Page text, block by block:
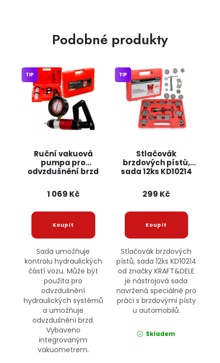
Podobné produkty
Ruční vakuová
pumpa pro
odvzdušnění brzd
TIP
1 069 Kč
Sada umožňuje
kontrolu hydraulických
částí vozu. Může být
použita pro
odvzdušnění
hydraulických systémů
a umožňuje
odvzdušnění brzd.
Vybaveno
integrovaným
vakuometrem.
Stlačovák
brzdových pístů,
sada 12ks KD10214
TIP
299 Kč
Stlačovák brzdových
pístů, sada 12ks KD10214
od značky KRAFT&DELE
je nástrojová sada
navržená speciálně pro
práci s brzdovými písty
u automobilů.
Skladem